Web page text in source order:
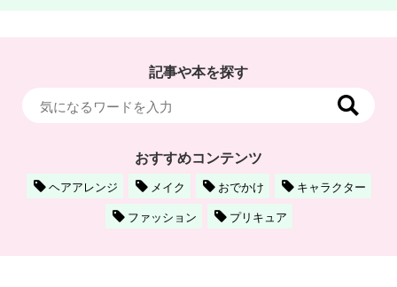
記事や本を探す
おすすめコンテンツ
ヘアアレンジ メイク おでかけ
キャラクター
ファッション
プリキュア